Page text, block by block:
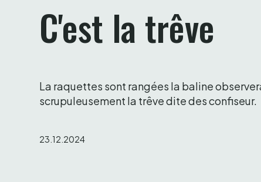
C'est la trêve
La raquettes sont rangées la baline
scrupuleusement la trêve dite des confiseur.
23.12.2024